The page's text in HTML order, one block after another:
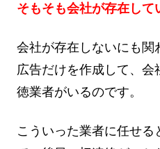
そもそも会社が存在して
会社が存在しないにも関
広告だけを作成して、
徳業者がいるのです。
こういった業者に任せ